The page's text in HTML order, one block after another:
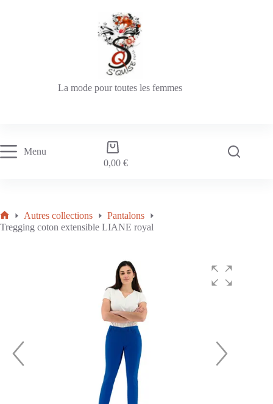
La mode pour toutes les femmes
Menu
0,00 €
Autres collections
Pantalons
Tregging coton extensible LIANE royal